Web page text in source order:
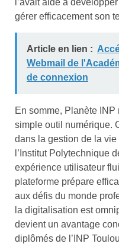
l’avait aidé à
gérer efficacement son
Article en lien :
Webmail de
de connexion
En somme, Planète INP
simple outil numérique.
dans la gestion de la
l’Institut Polytechnique
expérience utilisateur
plateforme prépare
aux défis du monde
la digitalisation est
devient un avantage
diplômés de l’INP